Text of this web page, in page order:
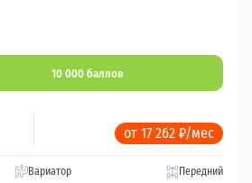
10 000 баллов
от 17 262 ₽/мес
Вариатор Передний